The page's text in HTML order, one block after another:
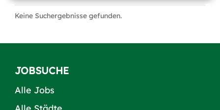
Keine Suchergebnisse gefunden.
JOBSUCHE
Alle Jobs